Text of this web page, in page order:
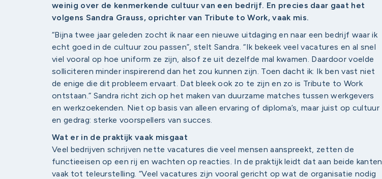
weinig over de kenmerkende cultuur van een bedrijf. En precies daar gaat het
volgens Sandra Grauss, oprichter van Tribute to Work, vaak mis.
“Bijna twee jaar geleden zocht ik naar een nieuwe uitdaging en naar een bedrijf waar ik
echt goed in de cultuur zou passen”, stelt Sandra. “Ik bekeek veel vacatures en al snel
viel vooral op hoe uniform ze zijn, alsof ze uit dezelfde mal kwamen. Daardoor voelde
solliciteren minder inspirerend dan het zou kunnen zijn. Toen dacht ik: Ik ben vast niet
de enige die dit probleem ervaart. Dat bleek ook zo te zijn en zo is Tribute to Work
ontstaan.” Sandra richt zich op het maken van duurzame matches tussen werkgevers
en werkzoekenden. Niet op basis van alleen ervaring of diploma’s, maar juist op cultuur
en gedrag: sterke voorspellers van succes.
Wat er in de praktijk vaak misgaat
Veel bedrijven schrijven nette vacatures die veel mensen aanspreekt, zetten de
functieeisen op een rij en wachten op reacties. In de praktijk leidt dat aan beide kanten
vaak tot teleurstelling. “Veel vacatures zijn vooral gericht op wat de organisatie nodig